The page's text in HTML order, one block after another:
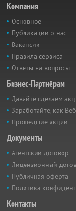
Компания
Основное
Публикации о нас
Вакансии
Правила сервиса
Ответы на вопросы
Бизнес-Партнёрам
Давайте сделаем
Заработайте, как
Прошедшие акции
Документы
Агентский договор
Лицензионный
Публичная оферта
Политика
Контакты